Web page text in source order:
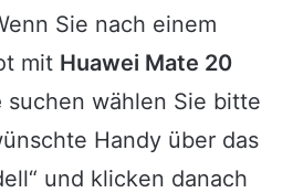
Sie nach einem
mit Huawei Mate 20
suchen wählen Sie bitte
Handy über das
und klicken danach